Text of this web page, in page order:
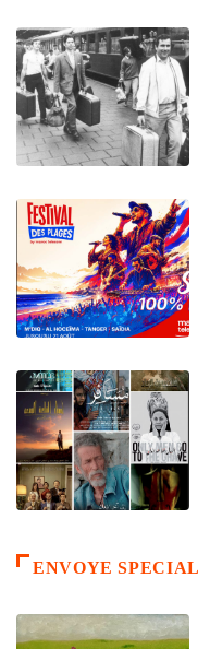
ENVOYE SPECIAL